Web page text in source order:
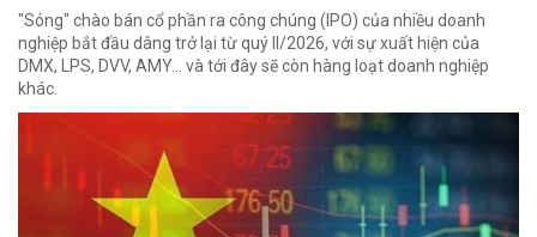
"Sóng" chào bán cổ phần ra công chúng (IPO) của nhiều doanh
nghiệp bắt đầu dâng trở lại từ quý II/2026, với sự xuất hiện của
DMX, LPS, DVV, AMY... và tới đây sẽ còn hàng loạt doanh nghiệp
khác.